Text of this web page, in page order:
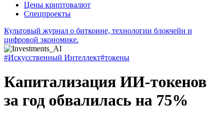
Цены криптовалют
Спецпроекты
Культовый журнал о биткоине, технологии блокчейн и
цифровой экономике.
#Искусственный Интеллект#токены
Капитализация ИИ-токенов
за год обвалилась на 75%